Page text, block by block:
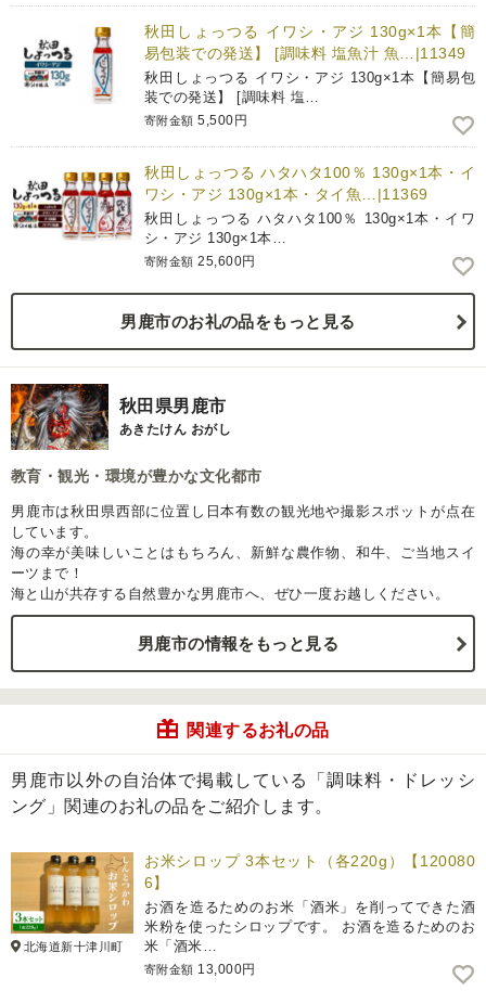
秋田しょっつる イワシ・アジ 130g×1本【簡
易包装での発送】 [調味料 塩魚汁 魚…|11349
秋田しょっつる イワシ・アジ 130g×1本【簡易包
装での発送】 [調味料 塩…
寄附金額 5,500円
秋田しょっつる ハタハタ100％ 130g×1本・イ
ワシ・アジ 130g×1本・タイ魚…|11369
秋田しょっつる ハタハタ100％ 130g×1本・イワ
シ・アジ 130g×1本…
寄附金額 25,600円
男鹿市のお礼の品をもっと見る
秋田県男鹿市
あきたけん おがし
教育・観光・環境が豊かな文化都市
男鹿市は秋田県西部に位置し日本有数の観光地や撮影スポットが点在
しています。
海の幸が美味しいことはもちろん、新鮮な農作物、和牛、ご当地スイ
ーツまで！
海と山が共存する自然豊かな男鹿市へ、ぜひ一度お越しください。
男鹿市の情報をもっと見る
関連するお礼の品
男鹿市以外の自治体で掲載している「調味料・ドレッシ
ング」関連のお礼の品をご紹介します。
北海道新十津川町
お米シロップ 3本セット（各220g）【120080
6】
お酒を造るためのお米「酒米」を削ってできた酒
米粉を使ったシロップです。 お酒を造るためのお
米「酒米…
寄附金額 13,000円